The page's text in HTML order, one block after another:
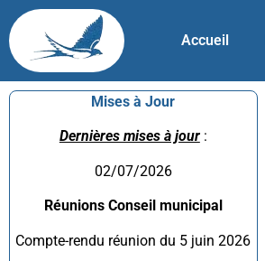
Accueil
Mises à Jour
Dernières mises à jour:
02/07/2026
Réunions Conseil municipal
Compte-rendu réunion du 5 juin 2026